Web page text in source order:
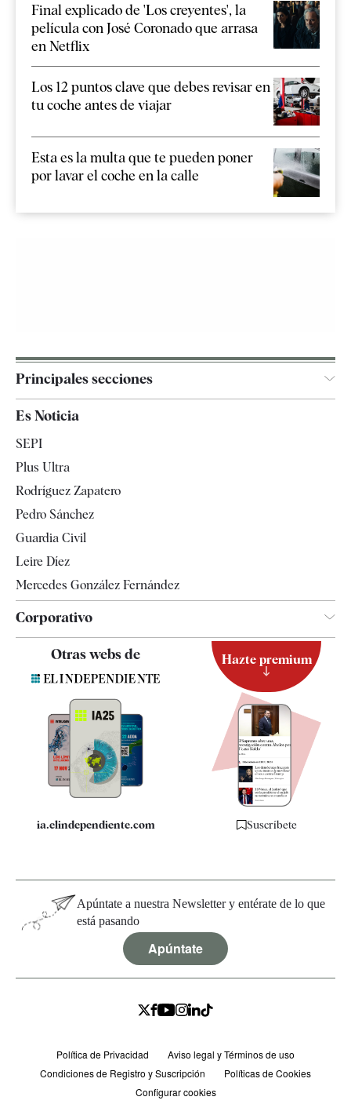
Final explicado de 'Los creyentes', la
película con José Coronado que arrasa
en Netflix
Los 12 puntos clave que debes revisar en
tu coche antes de viajar
Esta es la multa que te pueden poner
por lavar el coche en la calle
Principales secciones
Televisión
Es Noticia
SEPI
Plus Ultra
Rodríguez Zapatero
Pedro Sánchez
Guardia Civil
Leire Díez
Mercedes González Fernández
Corporativo
Quiénes somos
Especificaciones
Otras webs de
ia.elindependiente.com
Hazte premium
Suscríbete
Apúntate a nuestra Newsletter y entérate de lo que
está pasando
Apúntate
Política de Privacidad
Aviso legal y Términos de uso
Condiciones de Registro y Suscripción
Políticas de Cookies
Configurar cookies